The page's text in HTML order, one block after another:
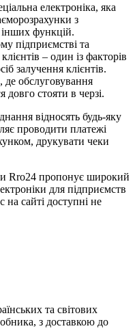
електроніка, яка
з
функцій.
підприємстві та
– один із факторів
залучення клієнтів.
обслуговування
довго стояти в черзі.
відносять будь-яку
проводити платежі
друкувати чеки
Rro24 пропонує широкий
для підприємств
на сайті доступні не
та світових
з доставкою до